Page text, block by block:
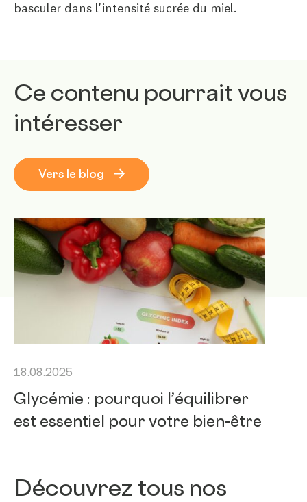
basculer dans l'intensité sucrée du miel.
Ce contenu pourrait vous
intéresser
Vers le blog
18.08.2025
Glycémie : pourquoi l’équilibrer
est essentiel pour votre bien-être
Découvrez tous nos